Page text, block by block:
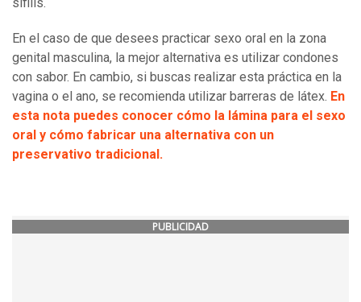
En el caso de que desees practicar sexo oral en la zona
genital masculina, la mejor alternativa es utilizar condones
con sabor. En cambio, si buscas realizar esta práctica en la
vagina o el ano, se recomienda utilizar barreras de látex. En
esta nota puedes conocer cómo la lámina para el sexo
oral y cómo fabricar una alternativa con un
preservativo tradicional.
PUBLICIDAD